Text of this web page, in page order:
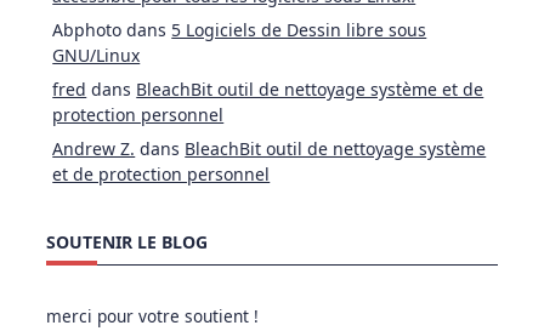
Abphoto dans 5 Logiciels de Dessin libre sous
GNU/Linux
fred dans BleachBit outil de nettoyage système et de
protection personnel
Andrew Z. dans BleachBit outil de nettoyage système
et de protection personnel
SOUTENIR LE BLOG
merci pour votre soutient !